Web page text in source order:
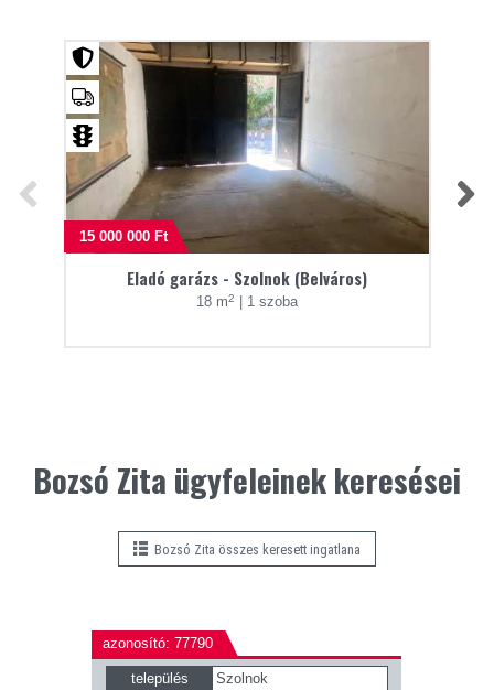
15 000 000 Ft
Eladó garázs - Szolnok (Belváros)
18 m2 1 szoba
Bozsó Zita ügyfeleinek keresései
Bozsó Zita összes keresett ingatlana
azonosító: 77790
település Szolnok